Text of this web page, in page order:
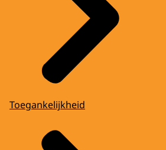
Toegankelijkheid